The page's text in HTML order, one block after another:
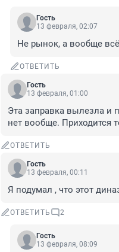
Гость
13 февраля, 02:07
Не рынок, а вообще
ОТВЕТИТЬ
Гость
13 февраля, 01:00
Эта заправка вылезла и
нет вообще. Приходится
ОТВЕТИТЬ
Гость
13 февраля, 00:11
Я подумал , что этот
ОТВЕТИТЬ 2
Гость
13 февраля, 08:09